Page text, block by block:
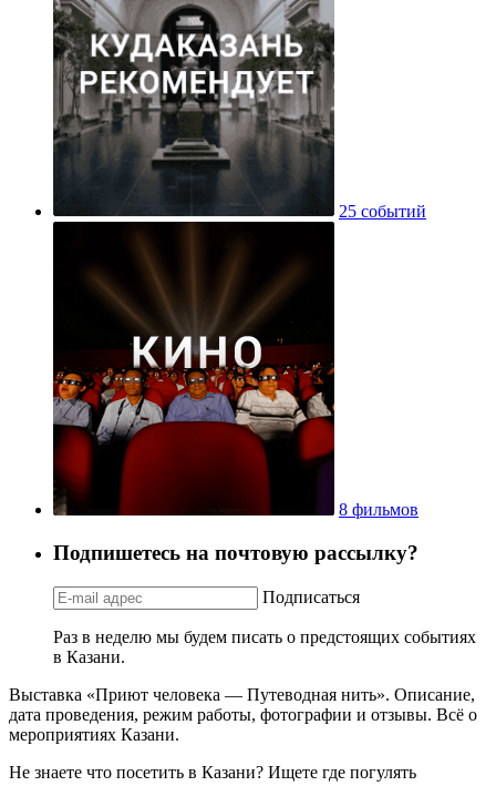
25 событий
8 фильмов
Подпишетесь на почтовую рассылку?
Подписаться
Раз в неделю мы будем писать о предстоящих событиях
в Казани.
Выставка «Приют человека — Путеводная нить». Описание,
дата проведения, режим работы, фотографии и отзывы. Всё о
мероприятиях Казани.
Не знаете что посетить в Казани? Ищете где погулять